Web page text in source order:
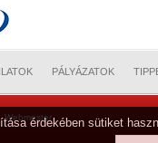
PÁLYÁZATOK
Webmesterérdekében sütiket